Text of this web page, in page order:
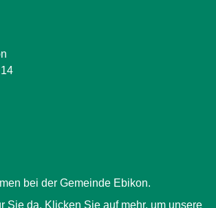
bei der Gemeinde Ebikon.
Sie da. Klicken Sie auf mehr, um unsere